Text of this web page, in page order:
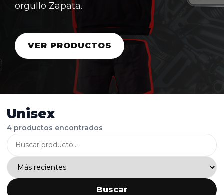
orgullo Zapata.
VER PRODUCTOS
Unisex
4 productos encontrados
Buscar